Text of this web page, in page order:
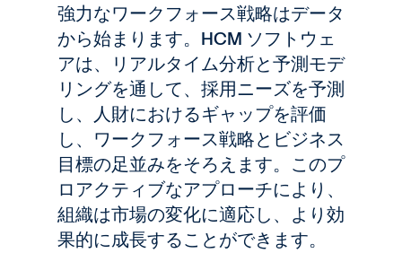
強力なワークフォース戦略はデータ
から始まります。HCM ソフトウェ
アは、リアルタイム分析と予測モデ
リングを通して、採用ニーズを予測
し、人財におけるギャップを評価
し、ワークフォース戦略とビジネス
目標の足並みをそろえます。このプ
ロアクティブなアプローチにより、
組織は市場の変化に適応し、より効
果的に成長することができます。